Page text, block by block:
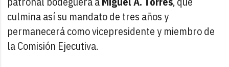
culmina así su mandato de tres años y
permanecerá como vicepresidente y miembro de
la Comisión Ejecutiva.